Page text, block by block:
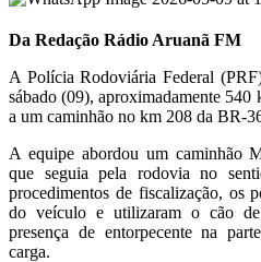
Da Redação Rádio Aruanã FM
A Polícia Rodoviária Federal
sábado (09), aproximadamente
a um caminhão no km 208 da BR-
A equipe abordou um caminhão
que seguia pela rodovia no
procedimentos de fiscalização, os
do veículo e utilizaram o cão
presença de entorpecente na
carga.